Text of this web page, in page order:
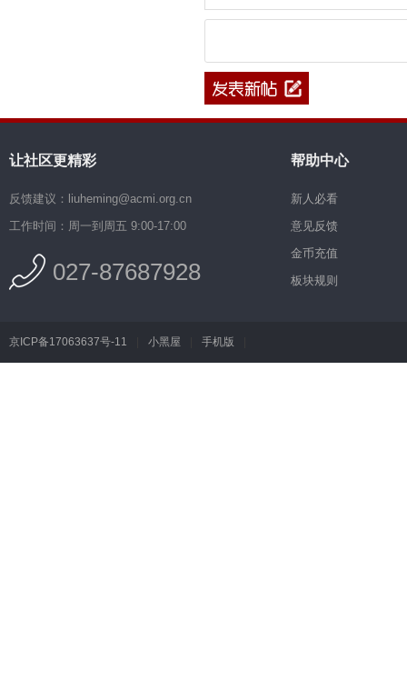
让社区更精彩
反馈建议：liuheming@acmi.org.cn
工作时间：周一到周五 9:00-17:00
027-87687928
帮助中心
新人必看
意见反馈
金币充值
板块规则
京ICP备17063637号-11 小黑屋 手机版